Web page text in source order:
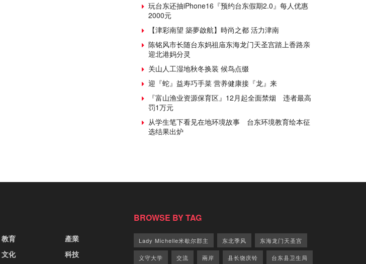
玩台东还抽iPhone16『预约台东假期2.0』每人优惠
2000元
【津彩南望 築夢啟航】時尚之都 活力津南
陈铭风市长随台东妈祖庙东海龙门天圣宫踏上香路亲
迎北港妈分灵
关山人工湿地秋冬换装 候鸟点缀
迎『蛇』益寿巧手菜 营养健康接『龙』来
『富山渔业资源保育区』12月起全面禁烟 违者最高
罚1万元
从学生笔下看见在地环境故事 台东环境教育绘本征
选结果出炉
教育
文化
產業
科技
BROWSE BY TAG
Lady Michelle米歇尔郡主 东北季风 东海龙门天圣宫
义守大学 交流 兩岸 县长饶庆铃 台东县卫生局